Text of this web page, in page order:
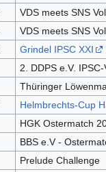
VDS meets SNS
VDS meets SNS
Grindel IPSC XXI
2. DDPS e.V.
Thüringer
Helmbrechts-Cup
HGK Ostermatch
BBS e.V -
Prelude Challenge